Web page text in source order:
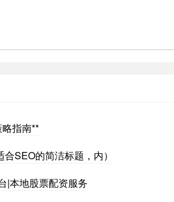
指南**
SEO的简洁标题，内）
|本地股票配资服务